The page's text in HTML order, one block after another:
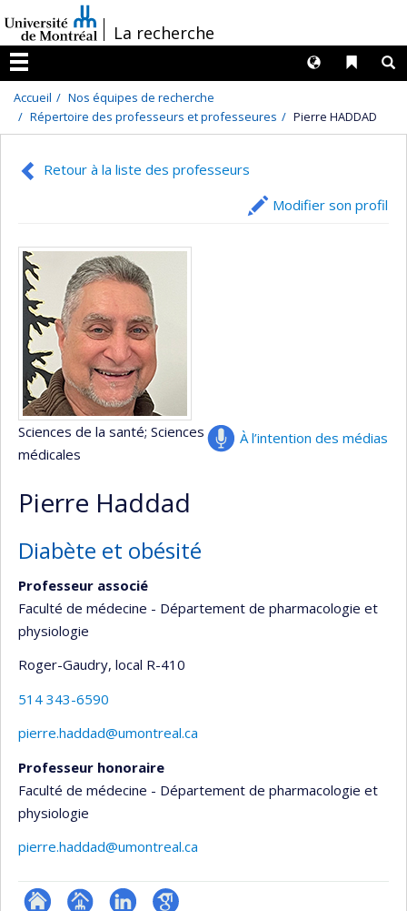
au
contenu
/La recherche
Menu
Liens
Langues
Accueil
Nos équipes de recherche
Répertoire des professeurs et professeures
Pierre HADDAD
Retour à la liste des professeurs
Modifier son profil
À l’intention des médias
Sciences de la santé; Sciences
médicales
Pierre Haddad
Diabète et obésité
Professeur associé
Faculté de médecine - Département de pharmacologie et
physiologie
Roger-Gaudry, local R-410
514 343-6590
pierre.haddad@umontreal.ca
Professeur honoraire
Faculté de médecine - Département de pharmacologie et
physiologie
pierre.haddad@umontreal.ca